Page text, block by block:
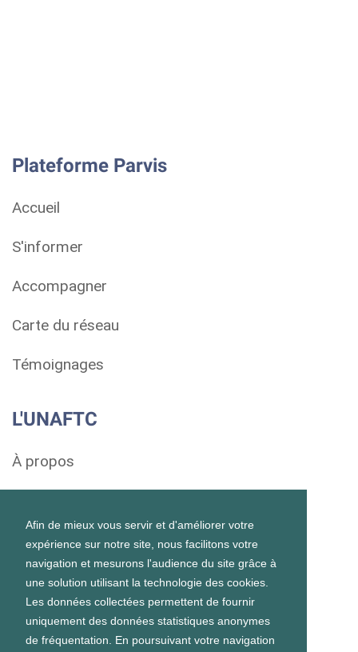
Afin de mieux vous servir et d'améliorer votre
expérience sur notre site, nous facilitons votre
navigation et mesurons l'audience du site grâce à
une solution utilisant la technologie des cookies.
Les données collectées permettent de fournir
uniquement des données statistiques anonymes
de fréquentation. En poursuivant votre navigation
Plateforme Parvis
Accueil
S'informer
Accompagner
Carte du réseau
Témoignages
L'UNAFTC
À propos
Mentions légales
Contact
Autres sites